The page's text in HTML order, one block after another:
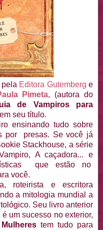
Editora Gutemberg e
Pimeta, (autora do
de Vampiros para
seu título.
ensinando tudo sobre
por presas. Se você já
Stackhouse, a série
A caçadora... e
que estão no
você.
roteirista e escritora
a mitologia mundial a
Seu livro anterior
é um sucesso no exterior,
tem tudo para